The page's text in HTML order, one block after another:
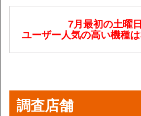
7月最初の土曜
ユーザー人気の高い機種
調査店舗